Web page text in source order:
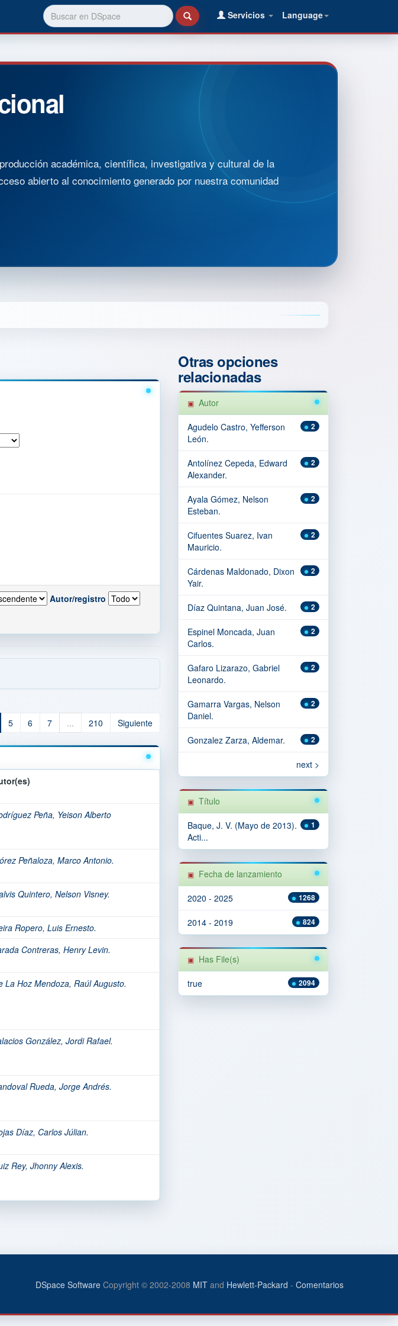
Language
Servicios
académica, científica, investigativa y cultural de la
abierto al conocimiento generado por nuestra comunidad
Autor/registro
5 6 7 ... 210 Siguiente
Peña, Yeison Alberto
Peñaloza, Marco Antonio.
Quintero, Nelson Visney.
Ropero, Luis Ernesto.
Contreras, Henry Levin.
La Hoz Mendoza, Raúl Augusto.
González, Jordi Rafael.
Rueda, Jorge Andrés.
Díaz, Carlos Júlian.
Rey, Jhonny Alexis.
Otras opciones
relacionadas
Autor
2
Agudelo Castro, Yefferson
León.
2
Antolínez Cepeda, Edward
Alexander.
2
Ayala Gómez, Nelson
Esteban.
2
Cifuentes Suarez, Ivan
Mauricio.
2
Cárdenas Maldonado, Dixon
Yair.
2
Díaz Quintana, Juan José.
2
Espinel Moncada, Juan
Carlos.
2
Gafaro Lizarazo, Gabriel
Leonardo.
2
Gamarra Vargas, Nelson
Daniel.
2
Gonzalez Zarza, Aldemar.
next >
Título
1
Baque, J. V. (Mayo de 2013).
Acti...
Fecha de lanzamiento
1268
2020 - 2025
824
2014 - 2019
Has File(s)
2094
true
DSpace Software Copyright © 2002-2008 MIT and Hewlett-Packard - Comentarios